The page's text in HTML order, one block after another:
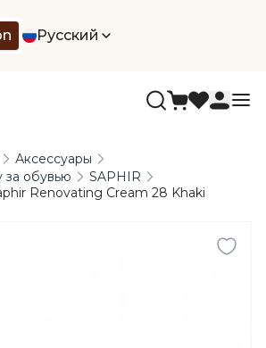
Русский
Аксессуары
за обувью
SAPHIR
Renovating Cream 28 Khaki